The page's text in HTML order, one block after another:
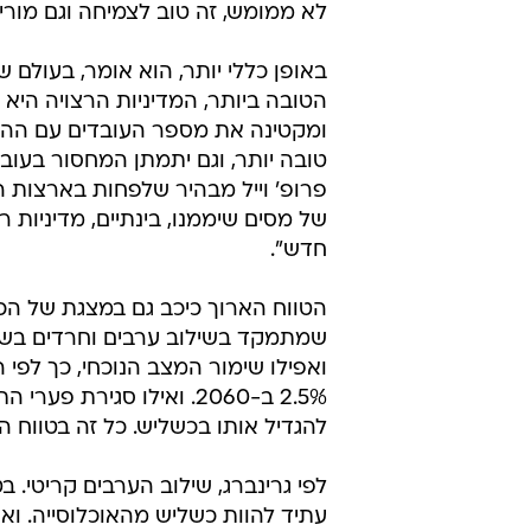
לא ממומש, זה טוב לצמיחה וגם
באופן כללי יותר, הוא אומר,
הטובה ביותר, המדיניות הרצויה
ומקטינה את מספר העובדים עם
טובה יותר, וגם יתמתן המחסור
פרופ' וייל מבהיר שלפחות
של מסים שיממנו, בינתיים,
חדש".
הטווח הארוך כיכב גם במצגת של
שמתמקד בשילוב ערבים וחרדים
ואפילו שימור המצב הנוכחי, כך
להגדיל אותו בכשליש. כל זה
לפי גרינברג, שילוב הערבים
עתיד להוות כשליש מהאוכלוסייה.